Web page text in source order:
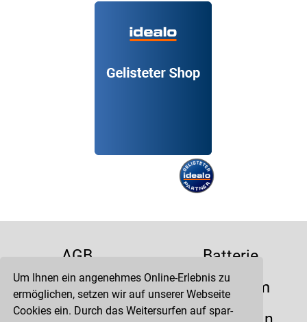
Um Ihnen ein angenehmes Online-Erlebnis zu
ermöglichen, setzen wir auf unserer Webseite
Cookies ein. Durch das Weitersurfen auf spar-
AGB
Batterie
Datenschutz
Impressum